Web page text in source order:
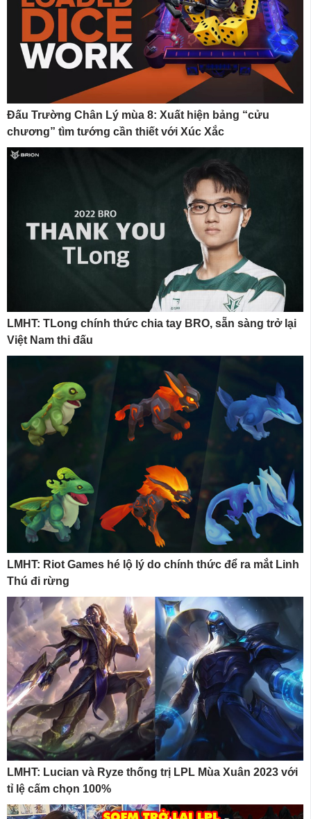
Đấu Trường Chân Lý mùa 8: Xuất hiện bảng “cửu
chương” tìm tướng cần thiết với Xúc Xắc
LMHT: TLong chính thức chia tay BRO, sẵn sàng trở lại
Việt Nam thi đấu
LMHT: Riot Games hé lộ lý do chính thức để ra mắt Linh
Thú đi rừng
LMHT: Lucian và Ryze thống trị LPL Mùa Xuân 2023 với
tỉ lệ cấm chọn 100%